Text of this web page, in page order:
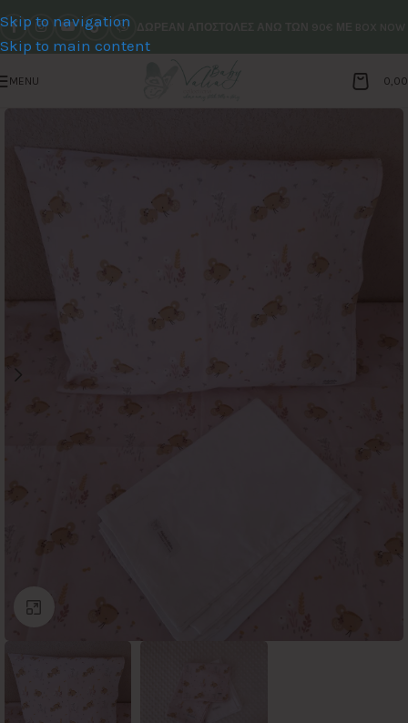
Skip to navigation
Skip to main content
MENU
Click to enlarge